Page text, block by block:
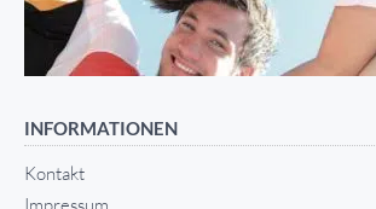
INFORMATIONEN
Kontakt